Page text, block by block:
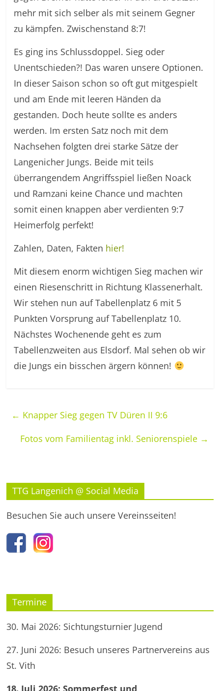
mehr mit sich selber als mit seinem Gegner
zu kämpfen. Zwischenstand 8:7!
Es ging ins Schlussdoppel. Sieg oder
Unentschieden?! Das waren unsere Optionen.
In dieser Saison schon so oft gut mitgespielt
und am Ende mit leeren Händen da
gestanden. Doch heute sollte es anders
werden. Im ersten Satz noch mit dem
Nachsehen folgten drei starke Sätze der
Langenicher Jungs. Beide mit teils
überrangendem Angriffsspiel ließen Noack
und Ramzani keine Chance und machten
somit einen knappen aber verdienten 9:7
Heimerfolg perfekt!
Zahlen, Daten, Fakten hier!
Mit diesem enorm wichtigen Sieg machen wir
einen Riesenschritt in Richtung Klassenerhalt.
Wir stehen nun auf Tabellenplatz 6 mit 5
Punkten Vorsprung auf Tabellenplatz 10.
Nächstes Wochenende geht es zum
Tabellenzweiten aus Elsdorf. Mal sehen ob wir
die Jungs ein bisschen ärgern können!
← Knapper Sieg gegen TV Düren II 9:6
Fotos vom Familientag inkl. Seniorenspiele →
TTG Langenich @ Social Media
Besuchen Sie auch unsere Vereinsseiten!
Termine
30. Mai 2026: Sichtungsturnier Jugend
27. Juni 2026: Besuch unseres Partnervereins aus
St. Vith
18. Juli 2026: Sommerfest und